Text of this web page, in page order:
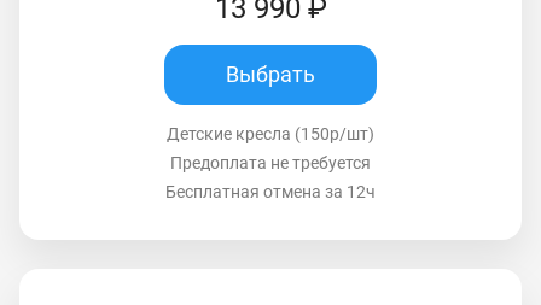
13 990 ₽
Выбрать
Детские кресла (150р/шт)
Предоплата не требуется
Бесплатная отмена за 12ч